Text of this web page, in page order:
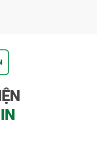
3D đa năng chi tiết
- Máy Ép Chuyển